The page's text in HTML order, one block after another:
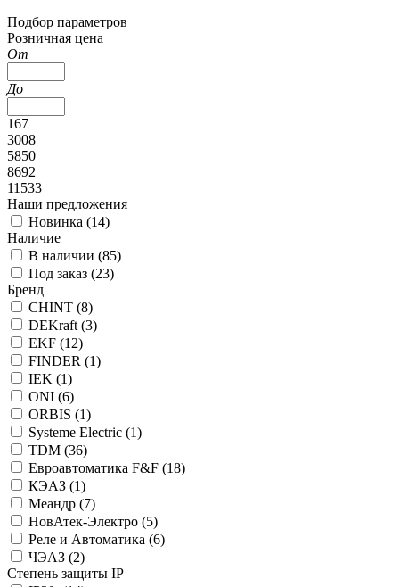
Подбор параметров
Розничная цена
От
До
167
3008
5850
8692
11533
Наши предложения
Новинка (14)
Наличие
В наличии (85)
Под заказ (23)
Бренд
CHINT (8)
DEKraft (3)
EKF (12)
FINDER (1)
IEK (1)
ONI (6)
ORBIS (1)
Systeme Electric (1)
TDM (36)
Евроавтоматика F&F (18)
КЭАЗ (1)
Меандр (7)
НовАтек-Электро (5)
Реле и Автоматика (6)
ЧЭАЗ (2)
Степень защиты IP